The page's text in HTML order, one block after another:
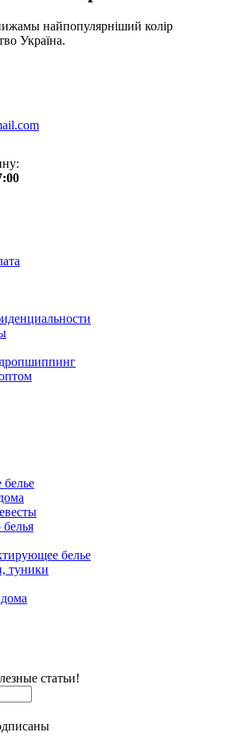
найпопулярніший колір
Україна.
белье
белье
туники
статьи!